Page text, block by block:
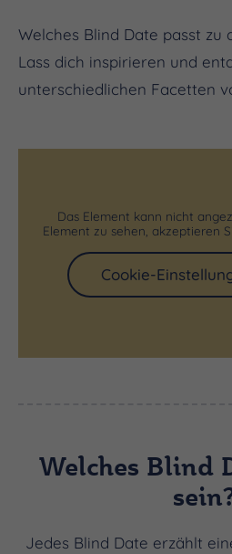
Welches Blind Date passt zu
Lass dich inspirieren und
unterschiedlichen Facetten
Das Element kann nicht
Element zu sehen, akzeptieren
Cookie-
Welches Blind
Jedes Blind Date erzählt